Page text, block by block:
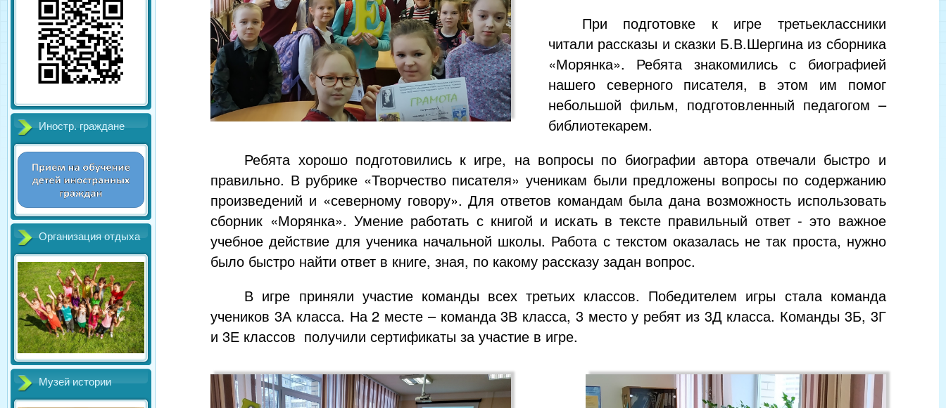
Иностр. граждане
Организация отдыха
Музей истории
При подготовке к игре третьеклассники
читали рассказы и сказки Б.В.Шергина из сборника
«Морянка». Ребята знакомились с биографией
нашего северного писателя, в этом им помог
небольшой фильм, подготовленный педагогом –
библиотекарем.
Ребята хорошо подготовились к игре, на вопросы по биографии автора отвечали быстро и
правильно. В рубрике «Творчество писателя» ученикам были предложены вопросы по содержанию
произведений и «северному говору». Для ответов командам была дана возможность использовать
сборник «Морянка». Умение работать с книгой и искать в тексте правильный ответ - это важное
учебное действие для ученика начальной школы. Работа с текстом оказалась не так проста, нужно
было быстро найти ответ в книге, зная, по какому рассказу задан вопрос.
В игре приняли участие команды всех третьих классов. Победителем игры стала команда
учеников 3А класса. На 2 месте – команда 3В класса, 3 место у ребят из 3Д класса. Команды 3Б, 3Г
и 3Е классов получили сертификаты за участие в игре.